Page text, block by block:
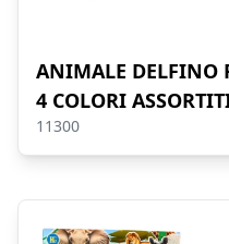
ANIMALE DELFINO
4 COLORI
11300